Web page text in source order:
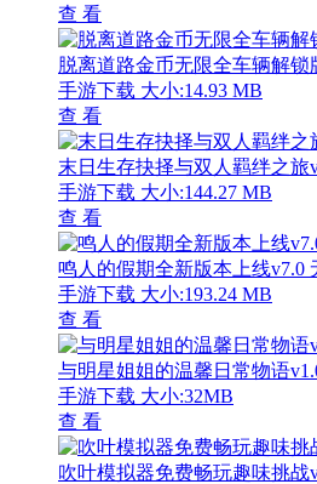
查 看
脱离道路金币无限全车辆解锁
手游下载 大小:14.93 MB
查 看
末日生存抉择与双人羁绊之旅
手游下载 大小:144.27 MB
查 看
鸣人的假期全新版本上线v7.0
手游下载 大小:193.24 MB
查 看
与明星姐姐的温馨日常物语
手游下载 大小:32MB
查 看
吹叶模拟器免费畅玩趣味挑战